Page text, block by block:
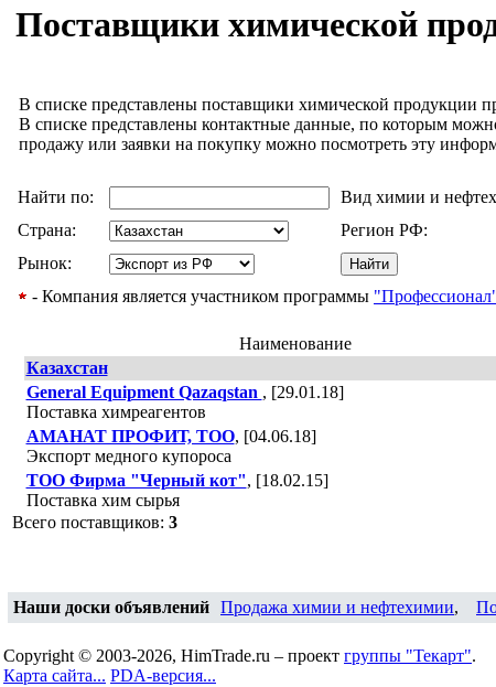
Поставщики химической
В списке представлены поставщики химической продукции
В списке представлены контактные данные, по которым
продажу или заявки на покупку можно посмотреть эту
Найти по:
Вид химии и
Страна:
Регион РФ:
Рынок:
- Компания является участником программы
Наименование
Казахстан
General Equipment Qazaqstan , [29.01.18]
Поставка химреагентов
АМАНАТ ПРОФИТ, ТОО, [04.06.18]
Экспорт медного купороса
ТОО Фирма "Черный кот", [18.02.15]
Поставка хим сырья
Всего поставщиков: 3
Наши доски объявлений Продажа химии и нефтехимии,
Copyright © 2003-2026, HimTrade.ru – проект группы "Текарт".
Карта сайта... PDA-версия...